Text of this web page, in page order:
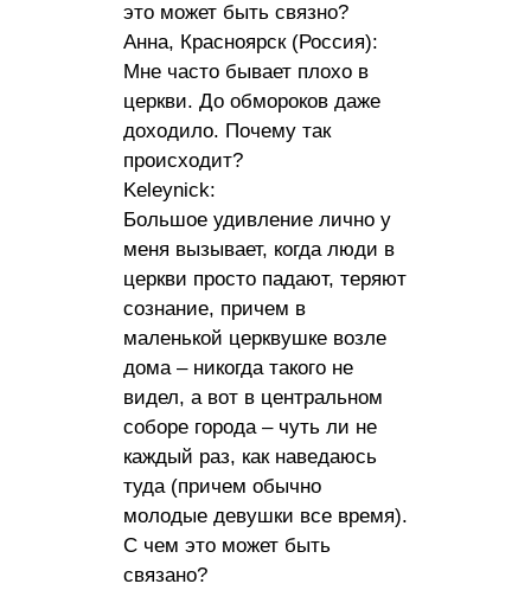
это может быть связно?
Анна, Красноярск (Россия):
Мне часто бывает плохо в
церкви. До обмороков даже
доходило. Почему так
происходит?
Keleynick:
Большое удивление лично у
меня вызывает, когда люди в
церкви просто падают, теряют
сознание, причем в
маленькой церквушке возле
дома – никогда такого не
видел, а вот в центральном
соборе города – чуть ли не
каждый раз, как наведаюсь
туда (причем обычно
молодые девушки все время).
С чем это может быть
связано?